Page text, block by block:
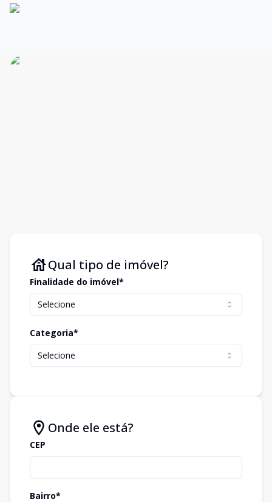
Qual tipo de imóvel?
Finalidade do imóvel*
Selecione
Categoria*
Selecione
Onde ele está?
CEP
Bairro*